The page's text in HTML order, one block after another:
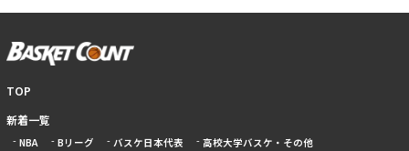
TOP
新着一覧
NBA Bリーグ バスケ日本代表 高校大学バスケ・その他